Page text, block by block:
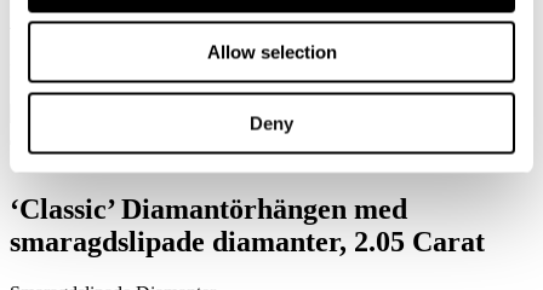
Allow selection
Deny
79.000SEK Det ursprungliga priset var:
Det nuvarande priset är: 55.300 SEK.
Såld
‘Classic’ Diamantörhängen med
smaragdslipade diamanter, 2.05 Carat